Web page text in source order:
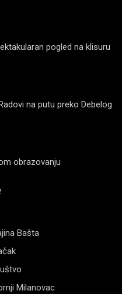
pogled na klisuru
na putu preko Debelog
obrazovanju
Bašta
Milanovac